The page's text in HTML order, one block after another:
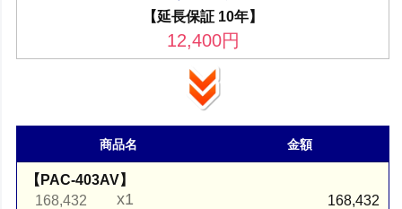
【延長保証 10年】
12,400円
商品名 金額
【PAC-403AV】
168,432
x1 168,432